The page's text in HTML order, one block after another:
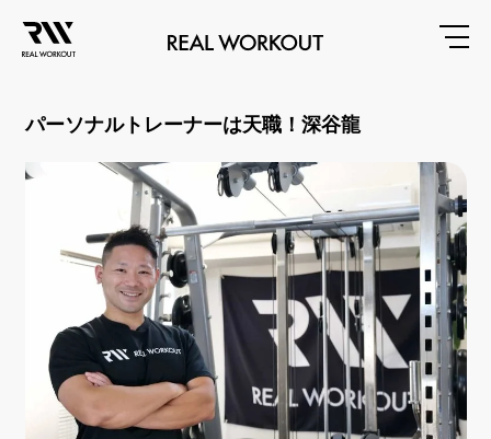
パーソナルトレーナーは天職！深谷龍